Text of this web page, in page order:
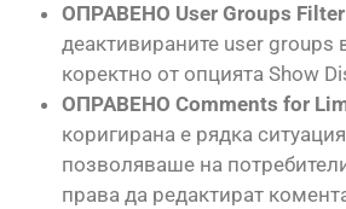
ОПРАВЕНО User Groups
деактивираните user groups
коректно от опцията Show
ОПРАВЕНО Comments for
коригирана е рядка
позволяваше на
права да редактират